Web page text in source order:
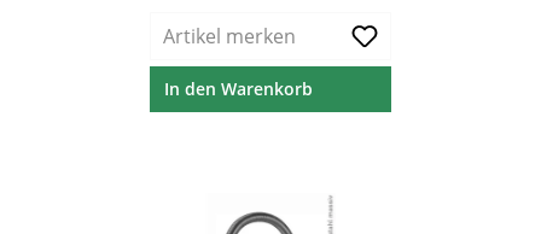
Artikel merken
In den Warenkorb